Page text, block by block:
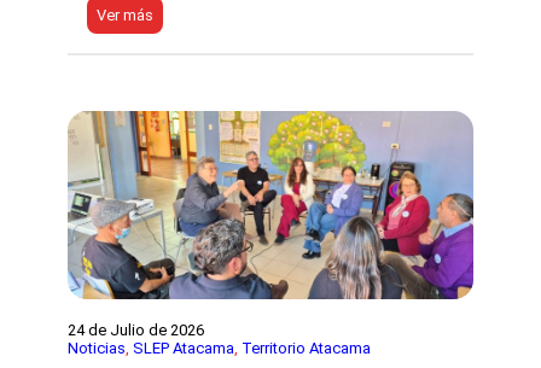
Ver más
P
c
t
o
e
e
c
u
t
a
d
o
p
o
24 de Julio de 2026
Noticias, SLEP Atacama, Territorio Atacama